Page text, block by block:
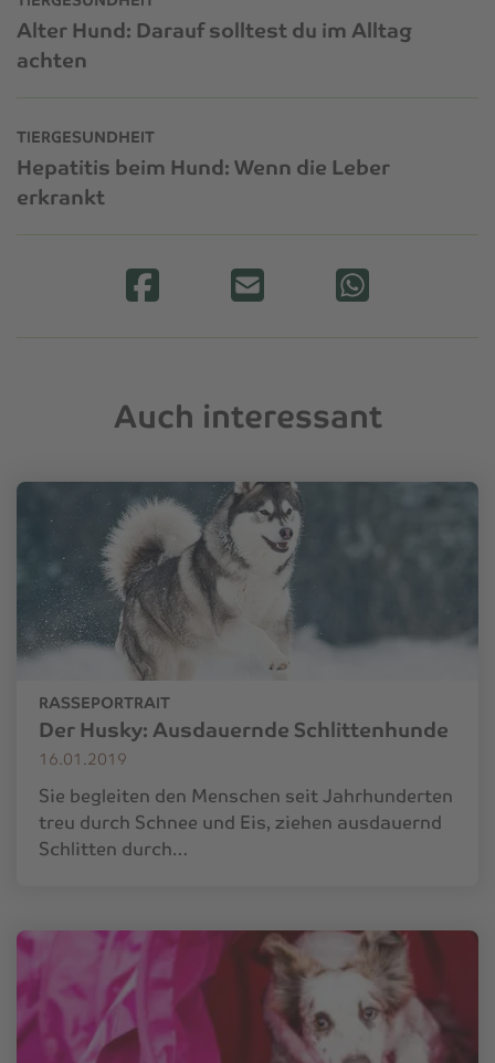
Alter Hund: Darauf solltest du im Alltag
achten
TIERGESUNDHEIT
Hepatitis beim Hund: Wenn die Leber
erkrankt
Auch interessant
RASSEPORTRAIT
Der Husky: Ausdauernde Schlittenhunde
16.01.2019
Sie begleiten den Menschen seit Jahrhunderten
treu durch Schnee und Eis, ziehen ausdauernd
Schlitten durch…